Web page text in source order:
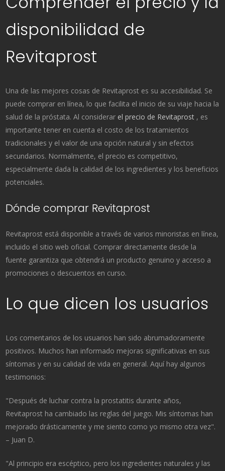
disponibilidad de
Revitaprost
Una de las mejores cosas de Revitaprost es su accesibilidad. Se
puede comprar en línea, lo que facilita el inicio de su viaje hacia la
salud de la próstata. Al considerar el precio de Revitaprost , es
importante tener en cuenta el costo de los tratamientos
tradicionales y el valor de una opción natural y sin efectos
secundarios. Normalmente, el precio es competitivo,
especialmente dada la calidad de los ingredientes y los beneficios
potenciales.
Dónde comprar Revitaprost
Revitaprost está disponible a través de varios minoristas en línea,
incluido el sitio web oficial. Comprar directamente desde la
fuente garantiza que obtendrá un producto genuino y acceso a
promociones o descuentos en curso.
Lo que dicen los usuarios
Los comentarios de los usuarios han sido abrumadoramente
positivos. Muchos han informado mejoras significativas en sus
síntomas y en su calidad de vida en general. Aquí hay algunos
testimonios:
"Después de luchar contra la prostatitis durante años,
Revitaprost ha cambiado las reglas del juego. Mis síntomas han
mejorado drásticamente y me siento como yo mismo otra vez".
– Juan D.
"Al principio era escéptico, pero los ingredientes naturales y las